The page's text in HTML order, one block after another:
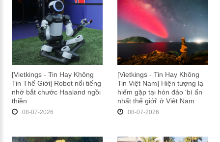
[Vietkings - Tin Hay Không
Tin Thế Giới] Robot nổi tiếng
nhờ bắt chước Haaland ngồi
thiền
08-07-2026
[Vietkings - Tin Hay Không
Tin Việt Nam] Hiện tượng lạ
hiếm gặp tại hòn đảo 'bí ẩn
nhất thế giới' ở Việt Nam
08-07-2026